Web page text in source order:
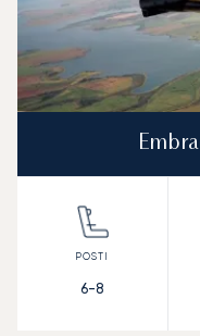
6-8